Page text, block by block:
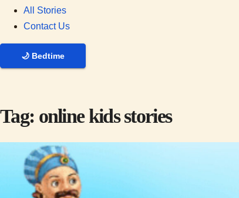
All Stories
Contact Us
🌙 Bedtime
Tag: online kids stories